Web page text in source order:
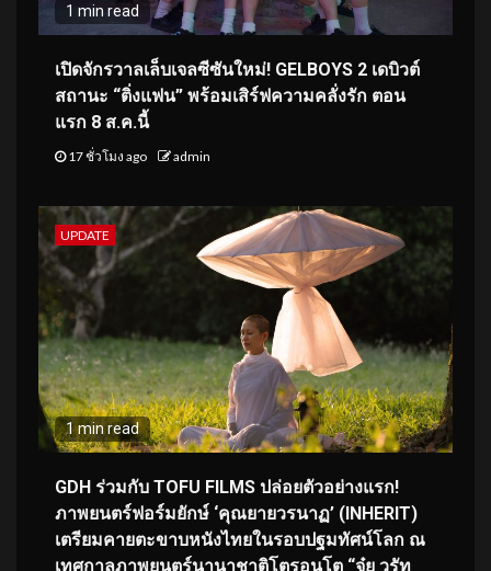
1 min read
เปิดจักรวาลเล็บเจลซีซันใหม่! GELBOYS 2 เดบิวต์
สถานะ “ติ่งแฟน” พร้อมเสิร์ฟความคลั่งรัก ตอน
แรก 8 ส.ค.นี้
17 ชั่วโมง ago admin
UPDATE
1 min read
GDH ร่วมกับ TOFU FILMS ปล่อยตัวอย่างแรก!
ภาพยนตร์ฟอร์มยักษ์ ‘คุณยายวรนาฏ’ (INHERIT)
เตรียมคายตะขาบหนังไทยในรอบปฐมทัศน์โลก ณ
เทศกาลภาพยนตร์นานาชาติโตรอนโต “จุ๋ย วรัท